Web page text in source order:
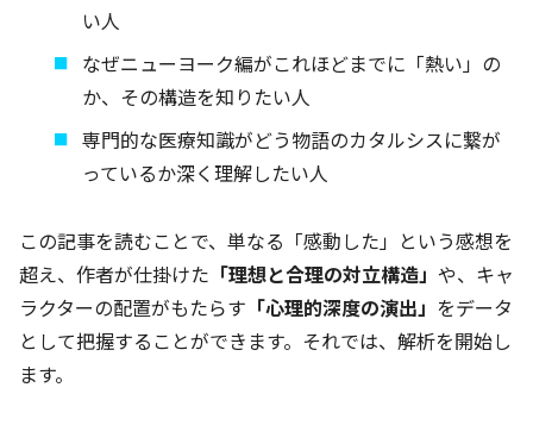
い人
なぜニューヨーク編がこれほどまでに「熱い」の
か、その構造を知りたい人
専門的な医療知識がどう物語のカタルシスに繋が
っているか深く理解したい人
この記事を読むことで、単なる「感動した」という感想を
超え、作者が仕掛けた 「理想と合理の対立構造」 や、キャ
ラクターの配置がもたらす 「心理的深度の演出」 をデータ
として把握することができます。それでは、解析を開始し
ます。